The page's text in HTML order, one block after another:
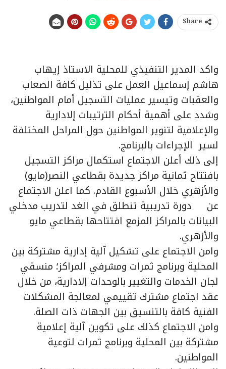
Share
واكد المدير التنفيذي للمحلية الاستاذ إيهاب
هاشم إسماعيل العمل على تذليل كافة الصعاب
والعقبات وتيسير عمليات التسجيل أمام المواطنين،
وشدد على أهمية أحكام الترتيبات إلادارية
والإعلامية لتنوير المواطنين حول المراحل المختلفة
لسير الإجراءات بالبرنامج.
إلى ذلك أعلن الاجتماع استكمال مراكز التسجيل
بافتتاح ثمانية مراكز جديدة بقطاعي النصر(مايو)
والأزهري خلال الأسبوع القادم. كما اعلن الاجتماع
عن دورة تدريبية تنطلق في الغد لتدريب مدخلي
البيانات بالمراكز المزمع افتتاحها بقطاعي مايو
والأزهري.
وامن الاجتماع على تشكيل آلية إدارية مشتركة بين
المحلية وبرنامج ثمرات ومشرفي المراكز؛ منسقي
لجان الخدمات والتغيير بالوحدات إلادارية، من خلال
عقد اجتماع مشترك تقييمي لمعالجة المشكلات
الفنية كافة بالتنسيق بين الجهات ذات الصلة.
وامن الاجتماع كذلك على تكوين آلية إعلامية
مشتركة بين المحلية وبرنامج ثمرات لتوعية
المواطنين.